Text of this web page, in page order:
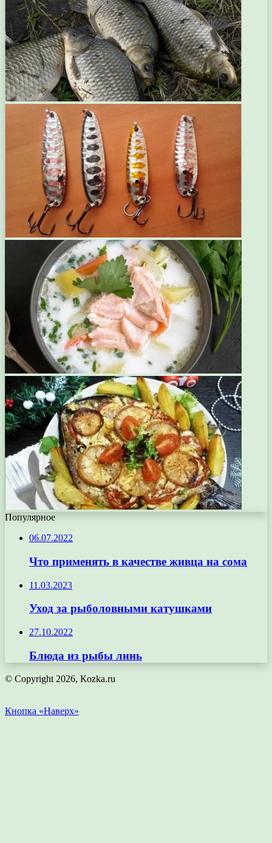
Популярное
06.07.2022
Что применять в качестве живца на сома
11.03.2023
Уход за рыболовными катушками
27.10.2022
Блюда из рыбы линь
© Copyright 2026, Кozka.ru
Кнопка «Наверх»